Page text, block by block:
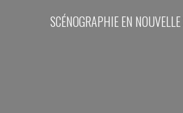
SCÉNOGRAPHIE EN